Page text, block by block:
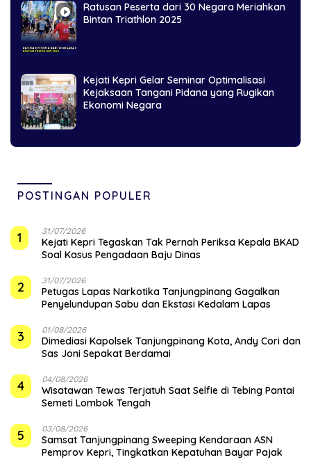
Ratusan Peserta dari 30 Negara Meriahkan
Bintan Triathlon 2025
Kejati Kepri Gelar Seminar Optimalisasi
Kejaksaan Tangani Pidana yang Rugikan
Ekonomi Negara
POSTINGAN POPULER
1 31/07/2026
Kejati Kepri Tegaskan Tak Pernah Periksa Kepala BKAD
Soal Kasus Pengadaan Baju Dinas
2 31/07/2026
Petugas Lapas Narkotika Tanjungpinang Gagalkan
Penyelundupan Sabu dan Ekstasi Kedalam Lapas
3 01/08/2026
Dimediasi Kapolsek Tanjungpinang Kota, Andy Cori dan
Sas Joni Sepakat Berdamai
4 04/08/2026
Wisatawan Tewas Terjatuh Saat Selfie di Tebing Pantai
Semeti Lombok Tengah
5 03/08/2026
Samsat Tanjungpinang Sweeping Kendaraan ASN
Pemprov Kepri, Tingkatkan Kepatuhan Bayar Pajak